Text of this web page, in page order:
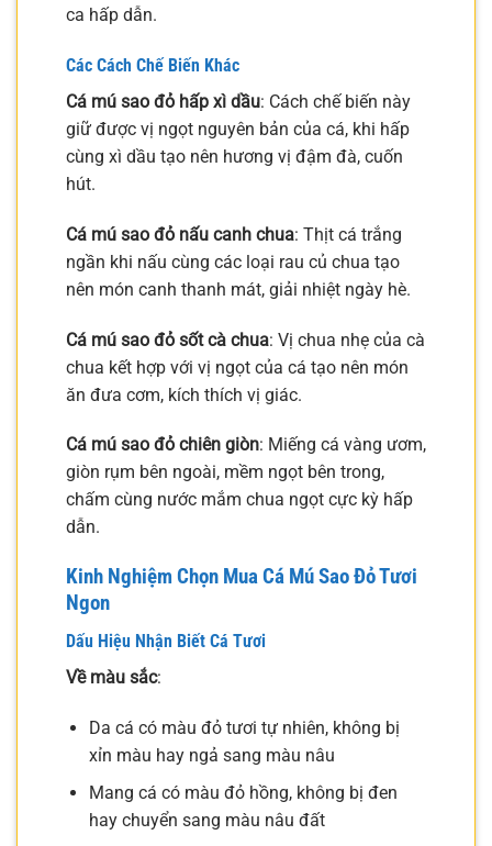
ca hấp dẫn.
Các Cách Chế Biến Khác
Cá mú sao đỏ hấp xì dầu: Cách chế biến này
giữ được vị ngọt nguyên bản của cá, khi hấp
cùng xì dầu tạo nên hương vị đậm đà, cuốn
hút.
Cá mú sao đỏ nấu canh chua: Thịt cá trắng
ngần khi nấu cùng các loại rau củ chua tạo
nên món canh thanh mát, giải nhiệt ngày hè.
Cá mú sao đỏ sốt cà chua: Vị chua nhẹ của cà
chua kết hợp với vị ngọt của cá tạo nên món
ăn đưa cơm, kích thích vị giác.
Cá mú sao đỏ chiên giòn: Miếng cá vàng ươm,
giòn rụm bên ngoài, mềm ngọt bên trong,
chấm cùng nước mắm chua ngọt cực kỳ hấp
dẫn.
Kinh Nghiệm Chọn Mua Cá Mú Sao Đỏ Tươi
Ngon
Dấu Hiệu Nhận Biết Cá Tươi
Về màu sắc:
Da cá có màu đỏ tươi tự nhiên, không bị
xỉn màu hay ngả sang màu nâu
Mang cá có màu đỏ hồng, không bị đen
hay chuyển sang màu nâu đất